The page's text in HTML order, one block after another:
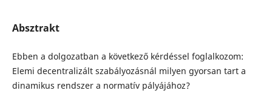
Absztrakt
Ebben a dolgozatban a következő kérdéssel foglalkozom:
Elemi decentralizált szabályozásnál milyen gyorsan tart a
dinamikus rendszer a normatív pályájához?